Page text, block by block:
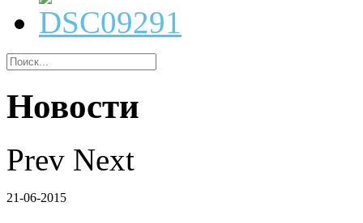
Новости
Prev Next
21-06-2015